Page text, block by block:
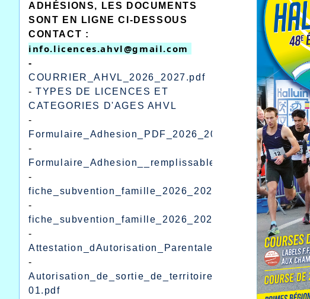
ADHÉSIONS, LES DOCUMENTS
SONT EN LIGNE CI-DESSOUS
CONTACT :
info.licences.ahvl@gmail.com
-
COURRIER_AHVL_2026_2027.pdf
-TYPES DE LICENCES ET
CATEGORIES D'AGES AHVL
-
Formulaire_Adhesion_PDF_2026_2027.pdf
-
-
fiche_subvention_famille_2026_2027.pdf
-
-
Attestation_dAutorisation_Parentale.pdf
-
01.pdf